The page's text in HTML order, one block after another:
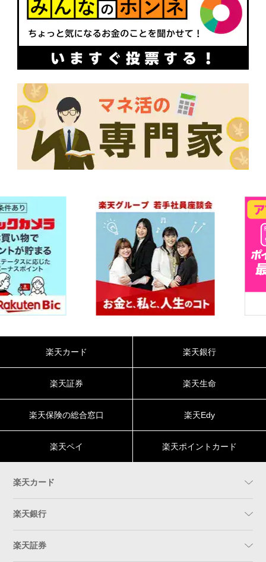
楽天カード 楽天銀行
楽天証券 楽天生命
楽天保険の総合窓口 楽天Edy
楽天ペイ 楽天ポイントカード
楽天カード
楽天銀行
楽天証券